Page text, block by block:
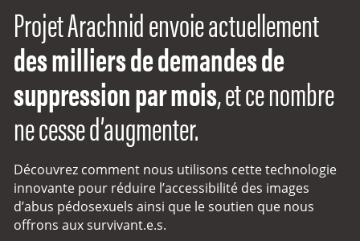
Projet Arachnid envoie actuellement
des milliers de demandes de
suppression par mois, et ce nombre
ne cesse d’augmenter.
Découvrez comment nous utilisons cette technologie
innovante pour réduire l’accessibilité des images
d’abus pédosexuels ainsi que le soutien que nous
offrons aux survivant.e.s.